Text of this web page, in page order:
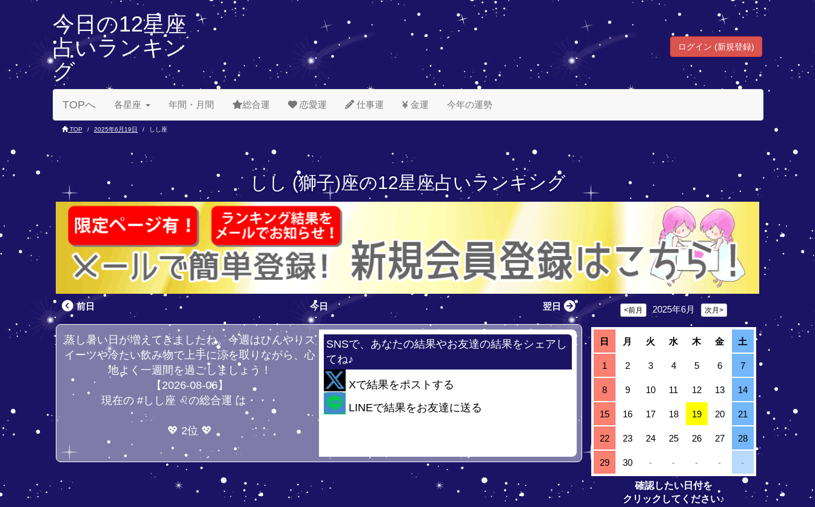
今日の12星座
占いランキン
グ
ログイン (新規登録)
TOPへ 各星座 年間・月間 総合運 恋愛運 仕事運 金運 今年の運勢
TOP 2025年6月19日 しし座
しし (獅子)座の12星座占いランキング
前日 今日 翌日
蒸し暑い日が増えてきましたね。今週はひんやりス
イーツや冷たい飲み物で上手に涼を取りながら、心
地よく一週間を過ごしましょう！
【2026-08-06】
現在の #しし座 ♌の総合運 は・・・
💖 2位 💖
SNSで、あなたの結果やお友達の結果をシェアし
てね♪
Xで結果をポストする
LINEで結果をお友達に送る
<前月 2025年6月 次月>
日 月 火 水 木 金 土
1 2 3 4 5 6 7
8 9 10 11 12 13 14
15 16 17 18 19 20 21
22 23 24 25 26 27 28
29 30 - - - - -
確認したい日付を
クリックしてください♪